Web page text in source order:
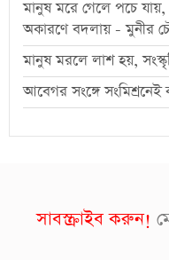
মানুষ মরে গেলে পচে
অকারণে বদলায় - মুনীর
মানুষ মরলে লাশ হয়,
আবেগর সংঙ্গে সংমিশ্রনেই
সাবস্ক্রাইব করুন!